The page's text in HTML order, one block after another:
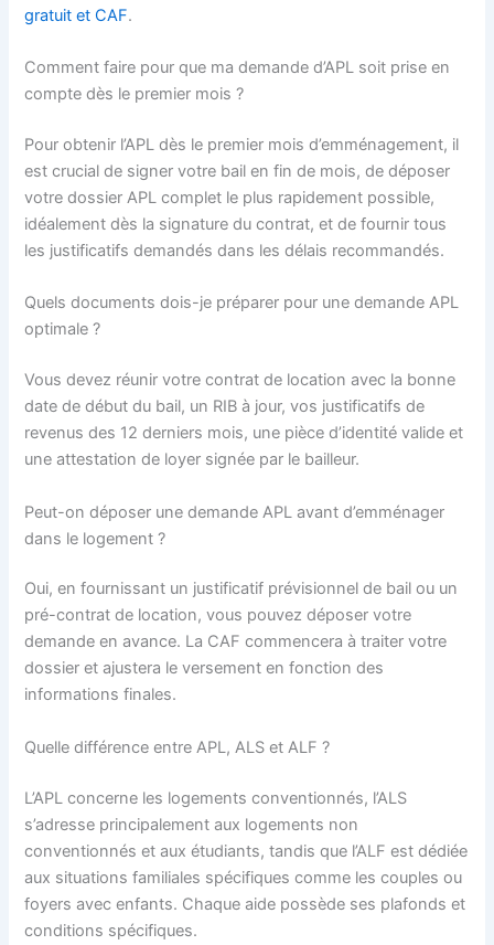
gratuit et CAF.
Comment faire pour que ma demande d’APL soit prise en
compte dès le premier mois ?
Pour obtenir l’APL dès le premier mois d’emménagement, il
est crucial de signer votre bail en fin de mois, de déposer
votre dossier APL complet le plus rapidement possible,
idéalement dès la signature du contrat, et de fournir tous
les justificatifs demandés dans les délais recommandés.
Quels documents dois-je préparer pour une demande APL
optimale ?
Vous devez réunir votre contrat de location avec la bonne
date de début du bail, un RIB à jour, vos justificatifs de
revenus des 12 derniers mois, une pièce d’identité valide et
une attestation de loyer signée par le bailleur.
Peut-on déposer une demande APL avant d’emménager
dans le logement ?
Oui, en fournissant un justificatif prévisionnel de bail ou un
pré-contrat de location, vous pouvez déposer votre
demande en avance. La CAF commencera à traiter votre
dossier et ajustera le versement en fonction des
informations finales.
Quelle différence entre APL, ALS et ALF ?
L’APL concerne les logements conventionnés, l’ALS
s’adresse principalement aux logements non
conventionnés et aux étudiants, tandis que l’ALF est dédiée
aux situations familiales spécifiques comme les couples ou
foyers avec enfants. Chaque aide possède ses plafonds et
conditions spécifiques.